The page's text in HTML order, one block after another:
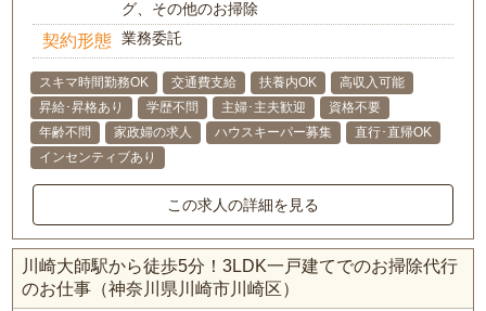
グ、その他のお掃除
契約形態 業務委託
スキマ時間勤務OK 交通費支給 扶養内OK
高収入可能
昇給･昇格あり
学歴不問 主婦･主夫歓迎
資格不要
年齢不問
家政婦の求人 ハウスキーパー募集
直行･直帰OK
インセンティブあり
この求人の詳細を見る
川崎大師駅から徒歩5分！3LDK一戸建てでのお掃除代行
のお仕事（神奈川県川崎市川崎区）